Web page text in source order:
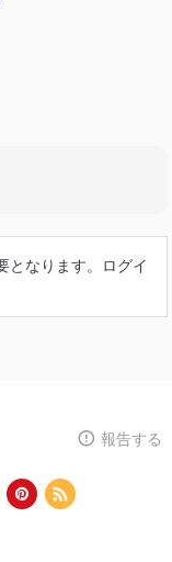
となります。ログイ
報告する